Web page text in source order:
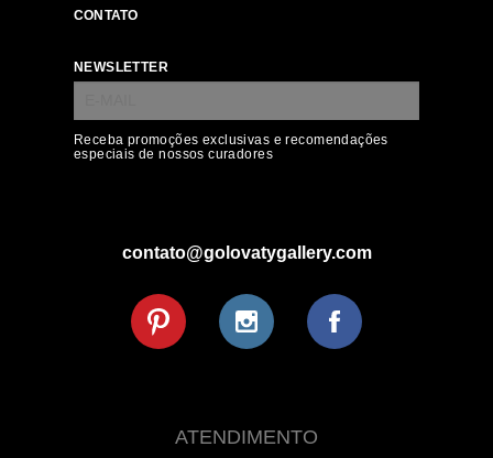
CONTATO
NEWSLETTER
Receba promoções exclusivas e recomendações
especiais de nossos curadores
contato@golovatygallery.com
ATENDIMENTO